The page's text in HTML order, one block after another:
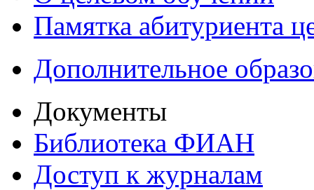
Памятка абитуриента
Дополнительное
Документы
Библиотека ФИАН
Доступ к журналам